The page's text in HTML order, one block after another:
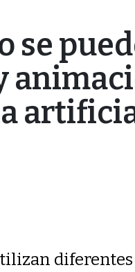
se
diferentes